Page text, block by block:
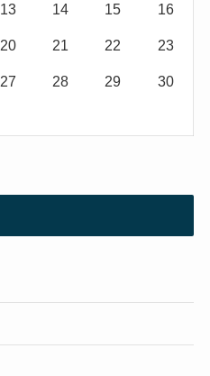
13 14 15 16
20 21 22 23
27 28 29 30